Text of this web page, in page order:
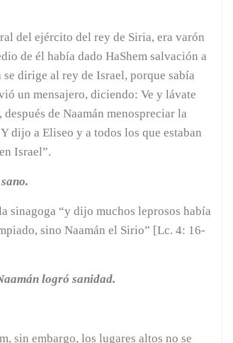
del ejército del rey de Siria, era varón
de él había dado HaShem salvación a
dirige al rey de Israel, porque sabía
un mensajero, diciendo: Ve y lávate
de Naamán menospreciar la
dijo a Eliseo y a todos los que estaban
Israel”.
sinagoga “y dijo muchos leprosos había
sino Naamán el Sirio” [Lc. 4: 16-
logró sanidad.
sin embargo, los lugares altos no se